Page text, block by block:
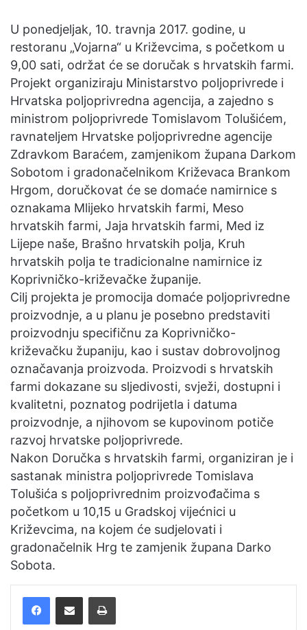
n
m
i
l
U ponedjeljak, 10. travnja 2017. godine, u
restoranu „Vojarna“ u Križevcima, s početkom u
9,00 sati, održat će se doručak s hrvatskih farmi.
Projekt organiziraju Ministarstvo poljoprivrede i
Hrvatska poljoprivredna agencija, a zajedno s
ministrom poljoprivrede Tomislavom Tolušićem,
ravnateljem Hrvatske poljoprivredne agencije
Zdravkom Baraćem, zamjenikom župana Darkom
Sobotom i gradonačelnikom Križevaca Brankom
Hrgom, doručkovat će se domaće namirnice s
oznakama Mlijeko hrvatskih farmi, Meso
hrvatskih farmi, Jaja hrvatskih farmi, Med iz
Lijepe naše, Brašno hrvatskih polja, Kruh
hrvatskih polja te tradicionalne namirnice iz
Koprivničko-križevačke županije.
Cilj projekta je promocija domaće poljoprivredne
proizvodnje, a u planu je posebno predstaviti
proizvodnju specifičnu za Koprivničko-
križevačku županiju, kao i sustav dobrovoljnog
označavanja proizvoda. Proizvodi s hrvatskih
farmi dokazane su sljedivosti, svježi, dostupni i
kvalitetni, poznatog podrijetla i datuma
proizvodnje, a njihovom se kupovinom potiče
razvoj hrvatske poljoprivrede.
Nakon Doručka s hrvatskih farmi, organiziran je i
sastanak ministra poljoprivrede Tomislava
Tolušića s poljoprivrednim proizvođačima s
početkom u 10,15 u Gradskoj vijećnici u
Križevcima, na kojem će sudjelovati i
gradonačelnik Hrg te zamjenik župana Darko
Sobota.